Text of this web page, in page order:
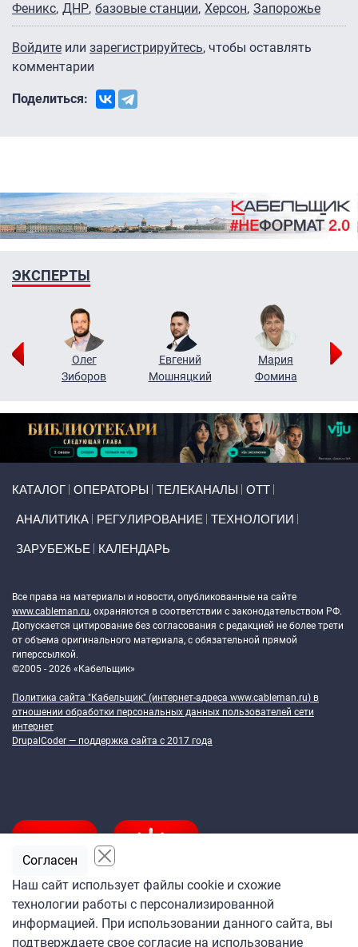
Феникс ДНР базовые станции Херсон Запорожье
Войдите или зарегистрируйтесь, чтобы оставлять
комментарии
Поделиться:
ЭКСПЕРТЫ
Олег
Зиборов
Евгений
Мошняцкий
Мария
Фомина
КАТАЛОГ ОПЕРАТОРЫ ТЕЛЕКАНАЛЫ ОТТ
АНАЛИТИКА РЕГУЛИРОВАНИЕ ТЕХНОЛОГИИ
ЗАРУБЕЖЬЕ КАЛЕНДАРЬ
Все права на материалы и новости, опубликованные на сайте
www.cableman.ru, охраняются в соответствии с законодательством РФ.
Допускается цитирование без согласования с редакцией не более трети
от объема оригинального материала, с обязательной прямой
гиперссылкой.
©2005 - 2026 «Кабельщик»
Политика сайта "Кабельщик" (интернет-адреса www.cableman.ru) в
отношении обработки персональных данных пользователей сети
интернет
DrupalCoder — поддержка сайта c 2017 года
Подпишитесь
на ежедневную рассылку
Наш сайт использует файлы cookie и схожие
технологии работы с персонализированной
информацией. При использовании данного сайта, вы
подтверждаете свое согласие на использование
Согласен